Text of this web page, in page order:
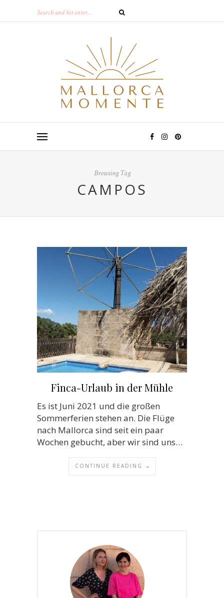
Browsing Tag
CAMPOS
Finca-Urlaub in der Mühle
Es ist Juni 2021 und die großen
Sommerferien stehen an. Die Flüge
nach Mallorca sind seit ein paar
Wochen gebucht, aber wir sind uns…
CONTINUE READING →